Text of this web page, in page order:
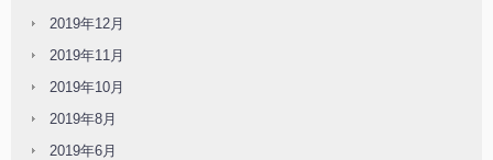
2019年12月
2019年11月
2019年10月
2019年8月
2019年6月